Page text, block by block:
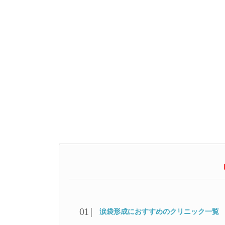
涙袋形成におすすめのクリニック一覧